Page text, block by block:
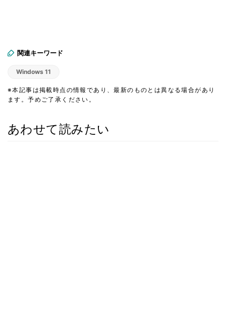
関連キーワード
Windows 11
※本記事は掲載時点の情報であり、最新のものとは異なる場合があり
ます。予めご了承ください。
あわせて読みたい